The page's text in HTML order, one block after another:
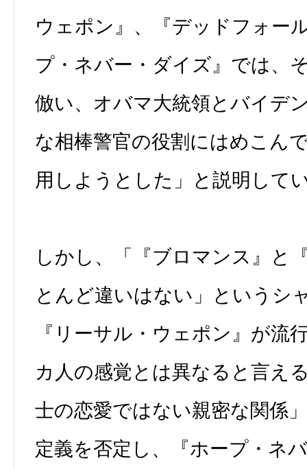
ウェポン』、『デッドフォー
プ・ネバー・ダイズ』では、
倣い、オバマ大統領とバイデ
な相棒警官の役割にはめこん
用しようとした」と説明して
しかし、「『ブロマンス』と
とんど違いはない」というシ
『リーサル・ウェポン』が流
カ人の感覚とは異なると言え
士の恋愛ではない親密な関係
定義を否定し、『ホープ・ネ